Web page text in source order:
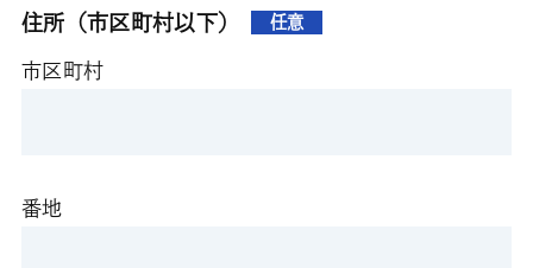
住所（市区町村以下） 任意
市区町村
番地